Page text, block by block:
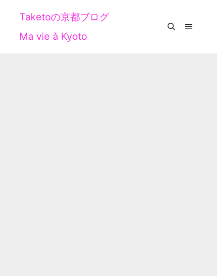
Taketoの京都ブログ
Ma vie à Kyoto